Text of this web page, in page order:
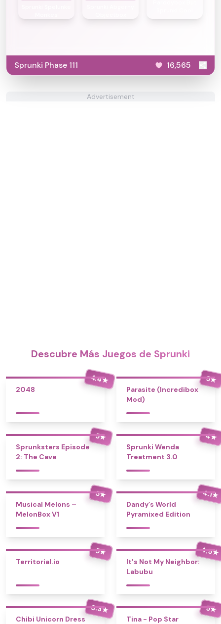
Sprunki Phase 111 16,565
Advertisement
Descubre Más Juegos de Sprunki
4.4★
2048
5★
Parasite (Incredibox
Mod)
5★
Sprunksters Episode
2: The Cave
4★
Sprunki Wenda
Treatment 3.0
5★
Musical Melons –
MelonBox V1
4.1★
Dandy’s World
Pyramixed Edition
5★
Territorial.io
4.5★
It's Not My Neighbor:
Labubu
3.3★
Chibi Unicorn Dress
5★
Tina - Pop Star